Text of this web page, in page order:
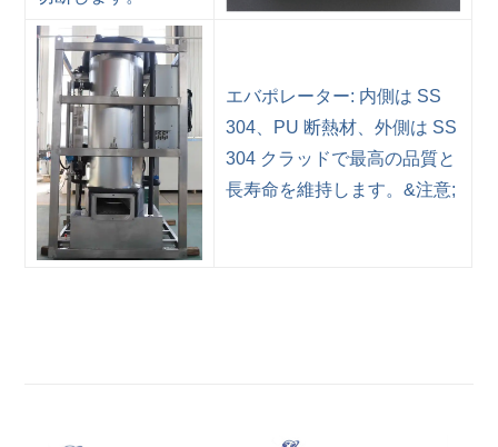
エバポレーター: 内側は SS
304、PU 断熱材、外側は SS
304 クラッドで最高の品質と
長寿命を維持します。&注意;